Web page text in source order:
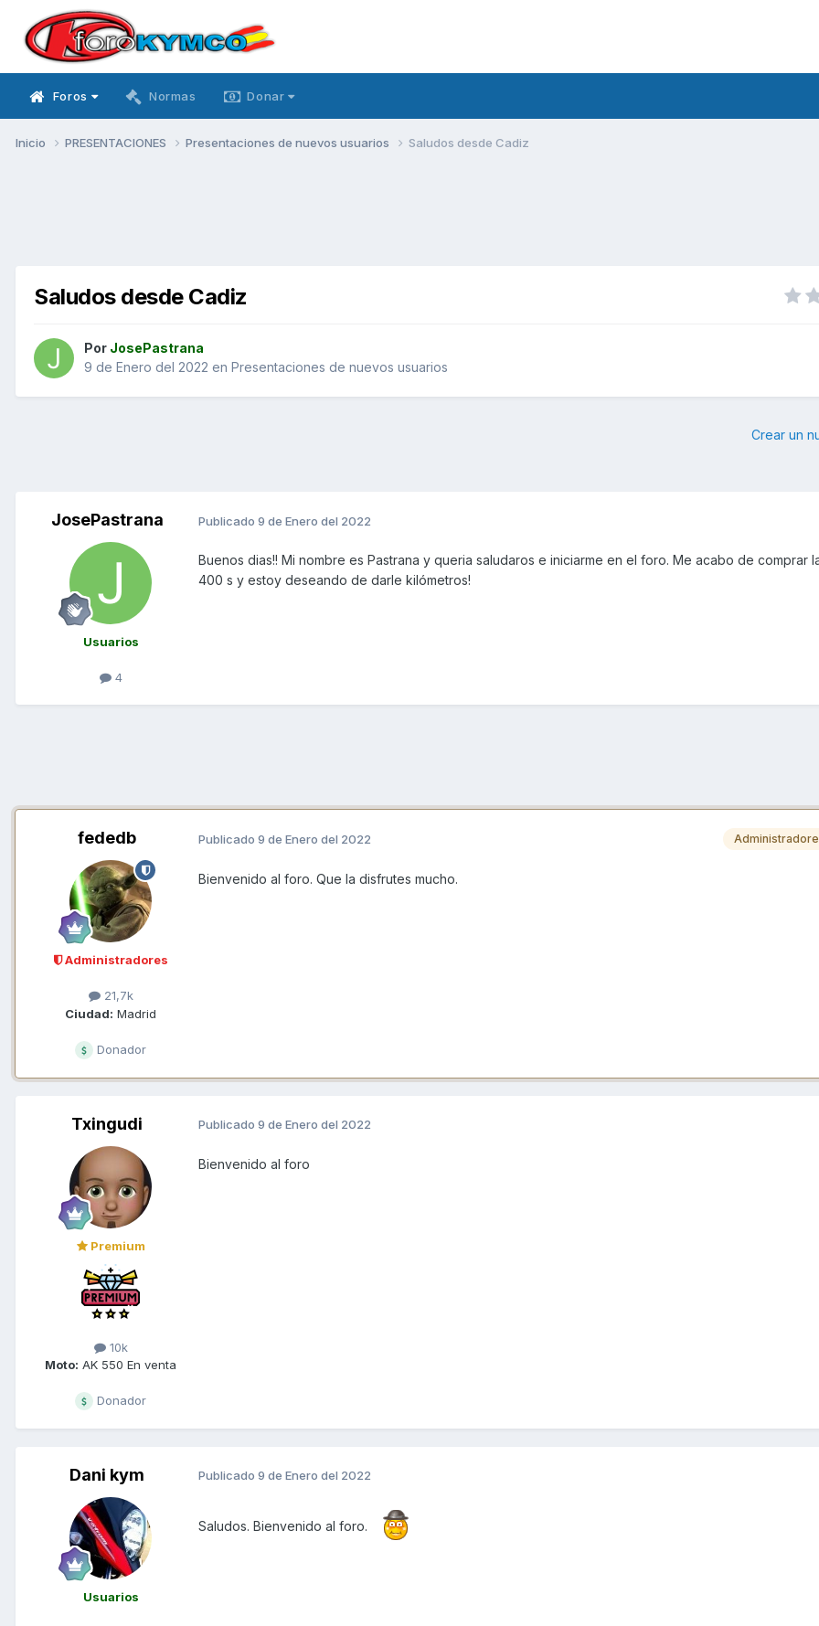
Foros Normas Donar
Inicio PRESENTACIONES Presentaciones de nuevos usuarios Saludos desde Cadiz
Saludos desde Cadiz
Por JosePastrana
9 de Enero del 2022 en Presentaciones de nuevos usuarios
Crear un
JosePastrana
Usuarios
4
Publicado 9 de Enero del 2022
Buenos dias!! Mi nombre es Pastrana y queria saludaros e iniciarme en el foro. Me acabo de comprar
400 s y estoy deseando de darle kilómetros!
fededb
Administradores
21,7k
Ciudad: Madrid
Donador
Publicado 9 de Enero del 2022
Bienvenido al foro. Que la disfrutes mucho.
Txingudi
Premium
10k
Moto: AK 550 En venta
Donador
Publicado 9 de Enero del 2022
Bienvenido al foro
Dani kym
Usuarios
Publicado 9 de Enero del 2022
Saludos. Bienvenido al foro.